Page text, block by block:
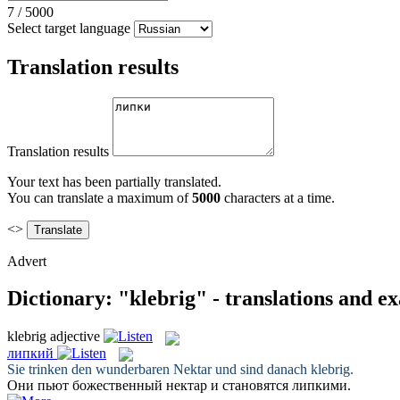
7 / 5000
Select target language
Translation results
Translation results
Your text has been partially translated.
You can translate a maximum of5000 characters at a time.
<>
Advert
Dictionary: "klebrig" - translations and
klebrig adjective
липкий
Sie trinken den wunderbaren Nektar und sind danach klebrig.
Они пьют божественный нектар и становятся липкими.